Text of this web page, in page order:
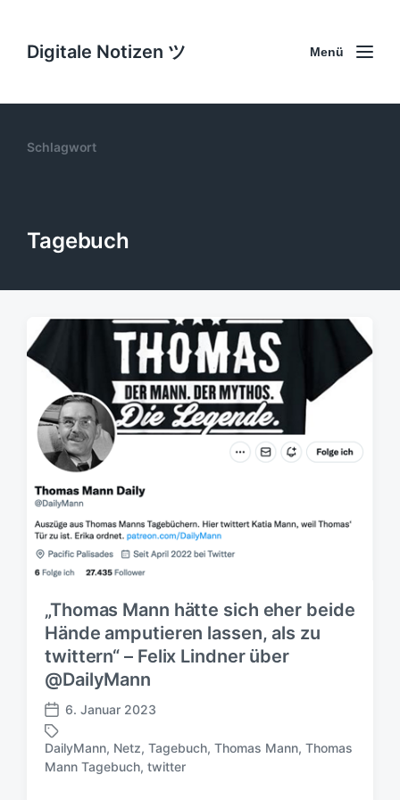
Digitale Notizen ツ Menü
Schlagwort
Tagebuch
„Thomas Mann hätte sich eher beide
Hände amputieren lassen, als zu
twittern“ – Felix Lindner über
@DailyMann
V
e
r
ö
6. Januar 2023
S
DailyMann, Netz, Tagebuch, Thomas Mann, Thomas
Mann Tagebuch, twitter